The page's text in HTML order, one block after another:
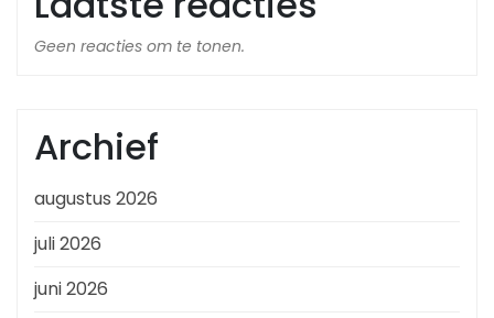
Geen reacties om te tonen.
Archief
augustus 2026
juli 2026
juni 2026